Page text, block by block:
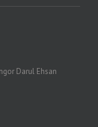
Darul Ehsan